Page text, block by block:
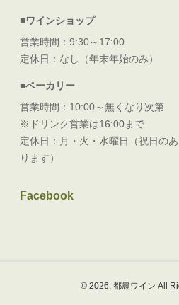
■ワインショップ
営業時間：9:30～17:00
定休日：なし（年末年始のみ）
■ベーカリー
営業時間：10:00～無くなり次第
※ドリンク営業は16:00まで
定休日：月・火・水曜日（祝日の
ります）
Facebook
© 2026. 都農ワイン All